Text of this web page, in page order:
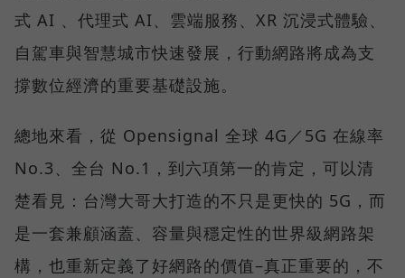
式 AI 、代理式 AI、雲端服務、XR 沉浸式體驗、
自駕車與智慧城市快速發展，行動網路將成為支
撐數位經濟的重要基礎設施。
總地來看，從 Opensignal 全球 4G／5G 在線率
No.3、全台 No.1，到六項第一的肯定，可以清
楚看見：台灣大哥大打造的不只是更快的 5G，而
是一套兼顧涵蓋、容量與穩定性的世界級網路架
構，也重新定義了好網路的價值–真正重要的，不